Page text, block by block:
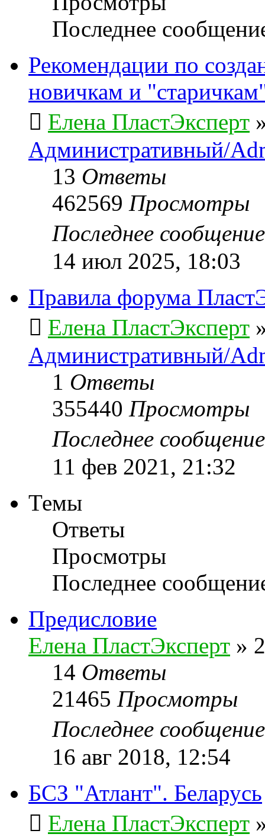
Последнее
Рекомендации по
новичкам и
Елена ПластЭксперт
Административный/
13 Ответы
462569 Просмотры
Последнее
14 июл 2025, 18:03
Правила форума
Елена ПластЭксперт
Административный/
1 Ответы
355440 Просмотры
Последнее
11 фев 2021, 21:32
Темы
Ответы
Просмотры
Последнее
Предисловие
Елена ПластЭксперт »
14 Ответы
21465 Просмотры
Последнее
16 авг 2018, 12:54
БСЗ "Атлант". Беларусь
Елена ПластЭксперт